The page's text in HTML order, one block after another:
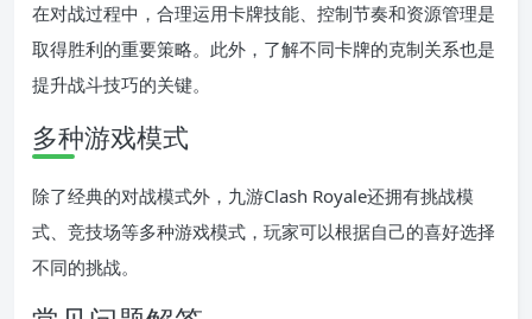
在对战过程中，合理运用卡牌技能、控制节奏和资源管理是
取得胜利的重要策略。此外，了解不同卡牌的克制关系也是
提升战斗技巧的关键。
多种游戏模式
除了经典的对战模式外，九游Clash Royale还拥有挑战模
式、竞技场等多种游戏模式，玩家可以根据自己的喜好选择
不同的挑战。